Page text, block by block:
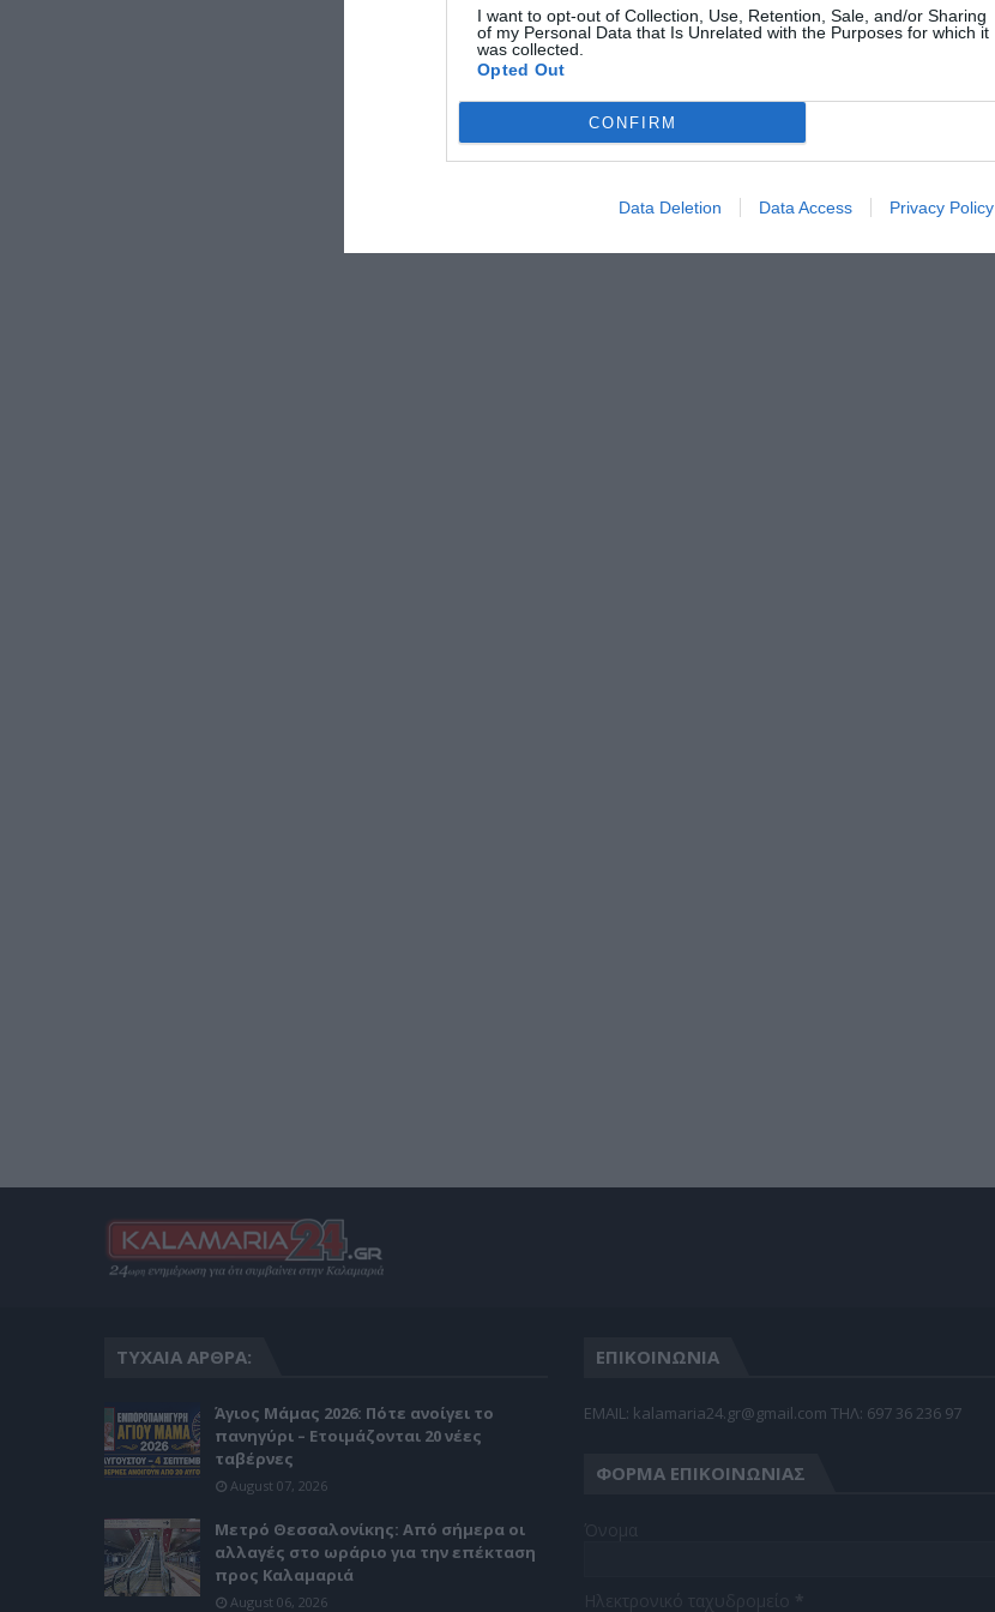
I want to opt-out of Collection, Use, Retention, Sale, and/or Sharing
of my Personal Data that Is Unrelated with the Purposes for which it
was collected.
Opted Out
CONFIRM
Data Deletion Data Access Privacy Policy
ΤΥΧΑΊΑ ΆΡΘΡΑ:
Άγιος Μάμας 2026: Πότε ανοίγει το
πανηγύρι – Ετοιμάζονται 20 νέες
ταβέρνες
August 07, 2026
Μετρό Θεσσαλονίκης: Από σήμερα οι
αλλαγές στο ωράριο για την επέκταση
προς Καλαμαριά
August 06, 2026
ΕΠΙΚΟΙΝΩΝΙΑ
EMAIL: kalamaria24.gr@gmail.com TΗΛ: 697 36 236 97
ΦΌΡΜΑ ΕΠΙΚΟΙΝΩΝΊΑΣ